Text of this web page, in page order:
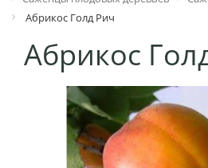
Абрикос Голд Рич
Абрикос